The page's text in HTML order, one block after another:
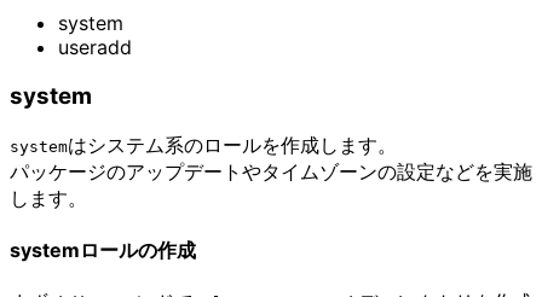
system
useradd
system
systemはシステム系のロールを作成します。
パッケージのアップデートやタイムゾーンの設定などを実施
します。
systemロールの作成